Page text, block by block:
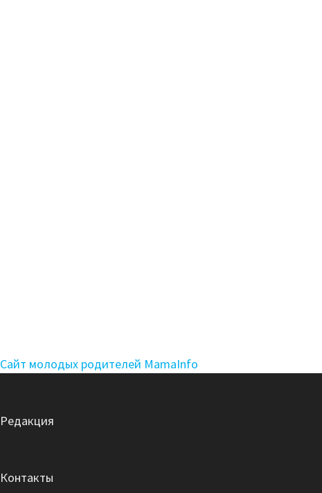
Сайт молодых родителей MamaInfo
Редакция
Контакты